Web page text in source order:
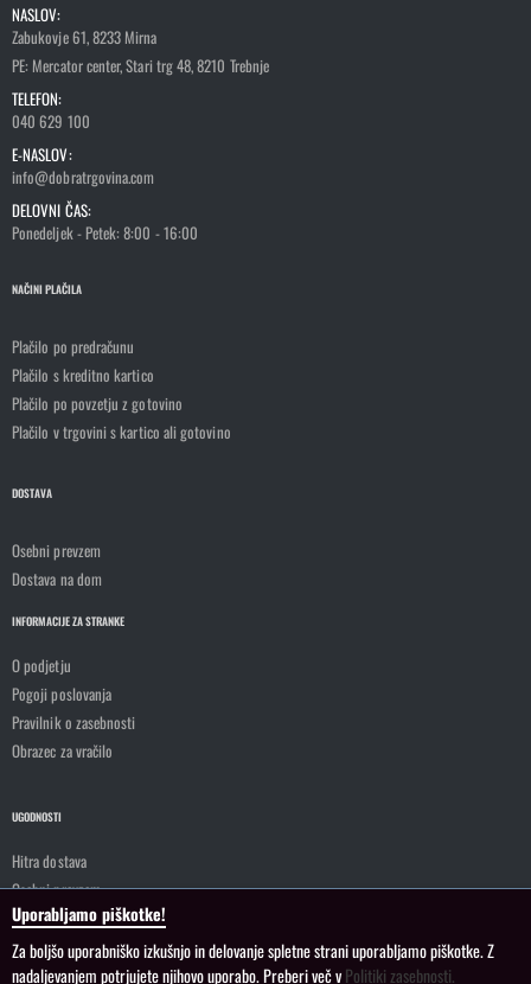
NASLOV:
Zabukovje 61, 8233 Mirna
PE: Mercator center, Stari trg 48, 8210 Trebnje
TELEFON:
040 629 100
E-NASLOV:
info@dobratrgovina.com
DELOVNI ČAS:
Ponedeljek - Petek: 8:00 - 16:00
NAČINI PLAČILA
Plačilo po predračunu
Plačilo s kreditno kartico
Plačilo po povzetju z gotovino
Plačilo v trgovini s kartico ali gotovino
DOSTAVA
Osebni prevzem
Dostava na dom
INFORMACIJE ZA STRANKE
O podjetju
Pogoji poslovanja
Pravilnik o zasebnosti
Obrazec za vračilo
UGODNOSTI
Hitra dostava
Osebni prevzem
© DOBRATRGOVINA 2024. Vse pravice so pridržane.
Uporabljamo piškotke!
Za boljšo uporabniško izkušnjo in delovanje spletne strani uporabljamo piškotke. Z
nadaljevanjem potrjujete njihovo uporabo. Preberi več vPolitiki zasebnosti.